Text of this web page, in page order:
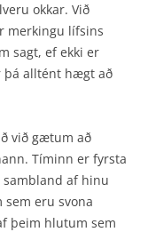
okkar. Við
merkingu lífsins
sagt, ef ekki er
þá alltént hægt að
við gætum að
Tíminn er fyrsta
af hinu
eru svona
þeim hlutum sem